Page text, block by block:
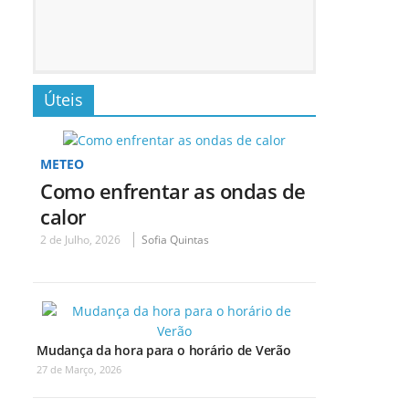
Úteis
METEO
Como enfrentar as ondas de
calor
2 de Julho, 2026 Sofia Quintas
Mudança da hora para o horário de Verão
27 de Março, 2026